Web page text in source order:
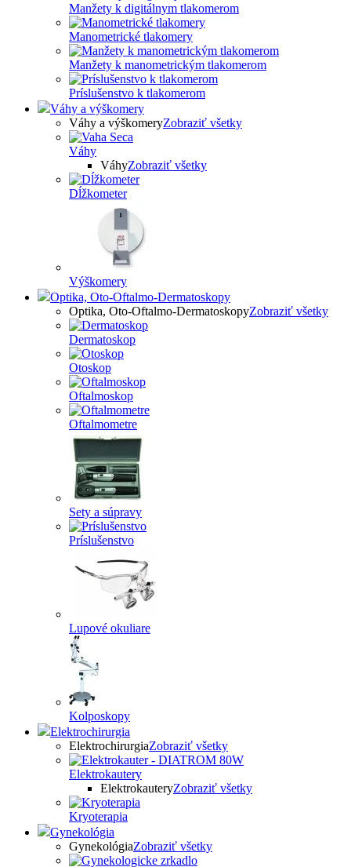
Manžety k digitálnym tlakomerom
Manometrické tlakomery
Manžety k manometrickým tlakomerom
Príslušenstvo k tlakomerom
Váhy a výškomery
Váhy a výškomeryZobraziť všetky
Váhy
VáhyZobraziť všetky
Dĺžkometer
Výškomery
Optika, Oto-Oftalmo-Dermatoskopy
Optika, Oto-Oftalmo-DermatoskopyZobraziť všetky
Dermatoskop
Otoskop
Oftalmoskop
Oftalmometre
Sety a súpravy
Príslušenstvo
Lupové okuliare
Kolposkopy
Elektrochirurgia
ElektrochirurgiaZobraziť všetky
Elektrokautery
ElektrokauteryZobraziť všetky
Kryoterapia
Gynekológia
GynekológiaZobraziť všetky